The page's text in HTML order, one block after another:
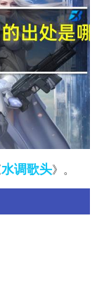
水调歌头》。